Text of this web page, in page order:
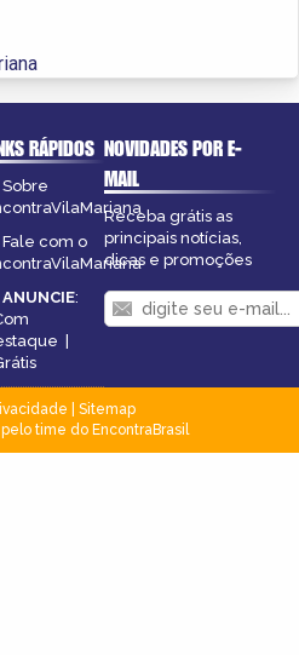
RÁPIDOS
Sobre
Fale com o
ANUNCIE:
|
NOVIDADES POR E-
MAIL
Receba grátis as
principais notícias,
dicas e promoções
Sitemap
pelo time do EncontraBrasil